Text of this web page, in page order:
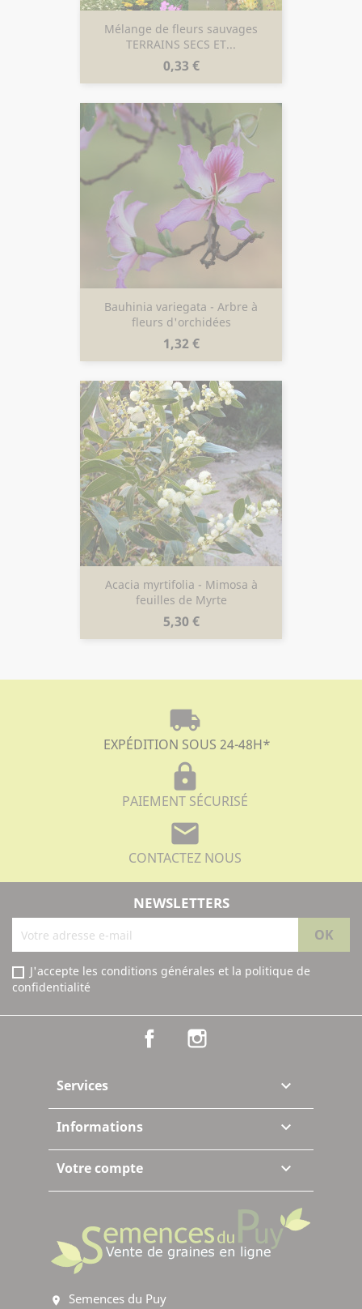
Mélange de fleurs sauvages
TERRAINS SECS ET...
Prix
0,33 €
Bauhinia variegata - Arbre à
fleurs d'orchidées
Prix
1,32 €
Acacia myrtifolia - Mimosa à
feuilles de Myrte
Prix
5,30 €
local_shipping
EXPÉDITION SOUS 24-48H*
lock
PAIEMENT SÉCURISÉ
mail
CONTACTEZ NOUS
NEWSLETTERS
J'accepte les conditions générales et la politique de
confidentialité
Facebook
Services 
Informations 
Votre compte 
location_on
Semences du Puy